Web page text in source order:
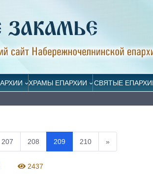
ХРАМЫ ЕПАРХИИ СВЯТЫЕ
207 208 209 210 »
2437